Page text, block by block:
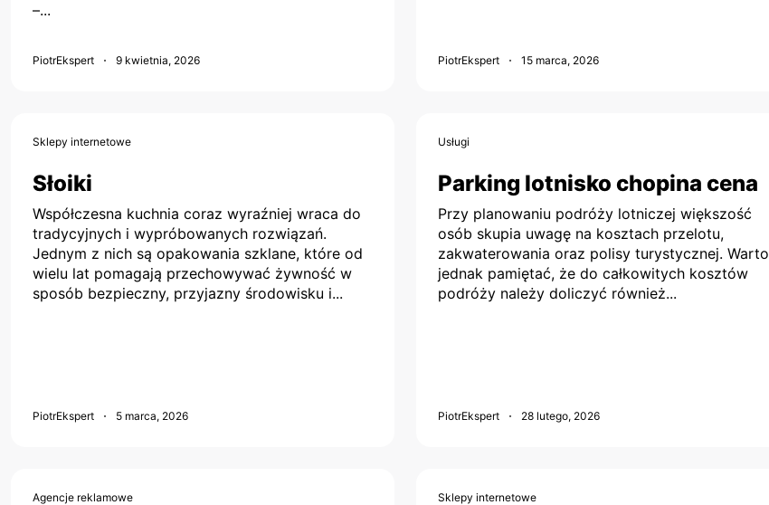
–...
PiotrEkspert 9 kwietnia, 2026 PiotrEkspert 15 marca, 2026
Sklepy internetowe
Słoiki
Współczesna kuchnia coraz wyraźniej wraca do
tradycyjnych i wypróbowanych rozwiązań.
Jednym z nich są opakowania szklane, które od
wielu lat pomagają przechowywać żywność w
sposób bezpieczny, przyjazny środowisku i...
PiotrEkspert 5 marca, 2026
Usługi
Parking lotnisko chopina cena
Przy planowaniu podróży lotniczej większość
osób skupia uwagę na kosztach przelotu,
zakwaterowania oraz polisy turystycznej. Warto
jednak pamiętać, że do całkowitych kosztów
podróży należy doliczyć również...
PiotrEkspert 28 lutego, 2026
Agencje reklamowe Sklepy internetowe